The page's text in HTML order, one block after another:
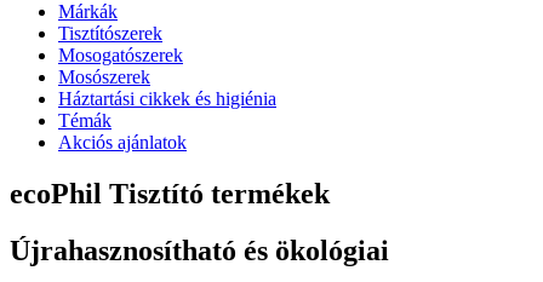
Márkák
Tisztítószerek
Mosogatószerek
Mosószerek
Háztartási cikkek és higiénia
Témák
Akciós ajánlatok
ecoPhil Tisztító termékek
Újrahasznosítható és ökológiai